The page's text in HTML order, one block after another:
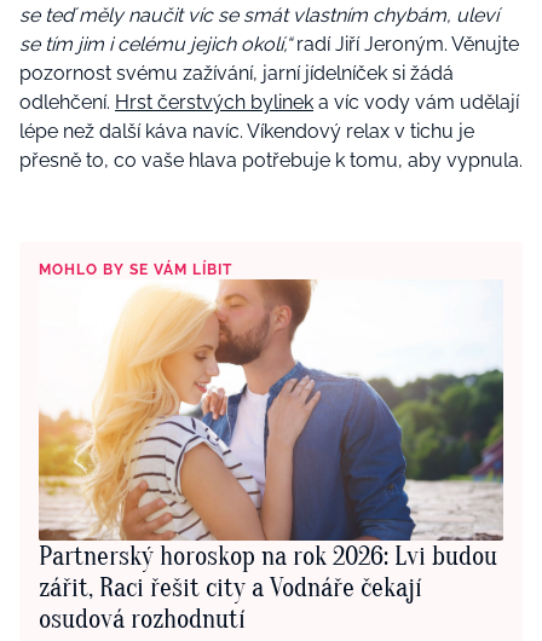
se teď měly naučit víc se smát vlastním chybám, uleví
se tím jim i celému jejich okolí,“radí Jiří Jeroným. Věnujte
pozornost svému zažívání, jarní jídelníček si žádá
odlehčení. Hrst čerstvých bylinek a víc vody vám udělají
lépe než další káva navíc. Víkendový relax v tichu je
přesně to, co vaše hlava potřebuje k tomu, aby vypnula.
MOHLO BY SE VÁM LÍBIT
Partnerský horoskop na rok 2026: Lvi budou
zářit, Raci řešit city a Vodnáře čekají
osudová rozhodnutí